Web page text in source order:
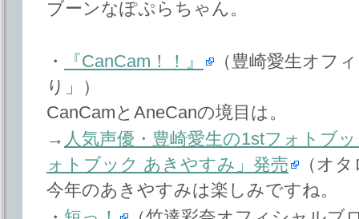
ブーンなぽぷらちゃん。
・ 『CanCam！！』
（豊崎愛生オフ
り」）
CanCamとAneCanの境目は。
→ 人気声優・豊崎愛生の1stフォトブ
ォトブック あきやすみ」発売
（オ
今年のあきやすみは楽しみですね。